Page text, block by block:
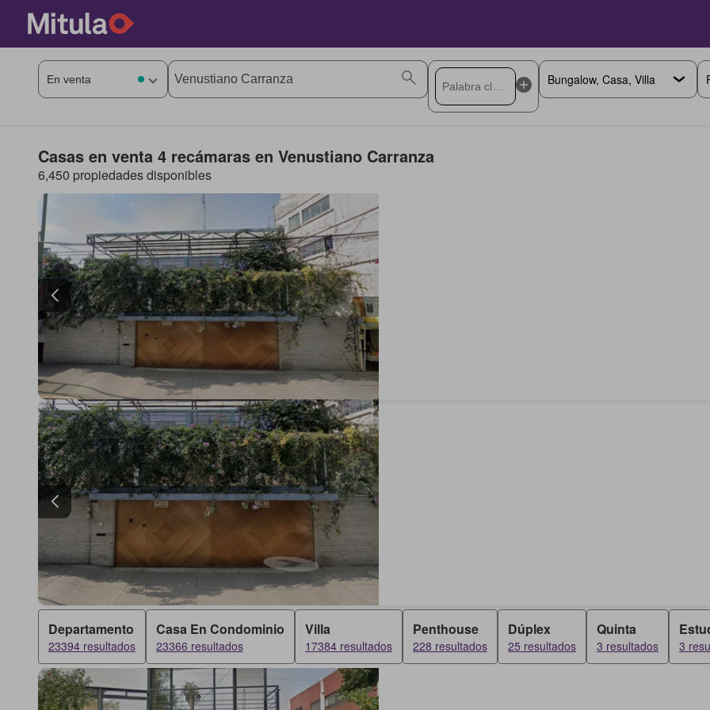
Casas en venta 4 recámaras en Venustiano Carranza
6,450 propiedades disponibles
Departamento
23394 resultados
Casa En Condominio
23366 resultados
Villa
17384 resultados
Penthouse
228 resultados
Dúplex
25 resultados
Quinta
3 resultados 3